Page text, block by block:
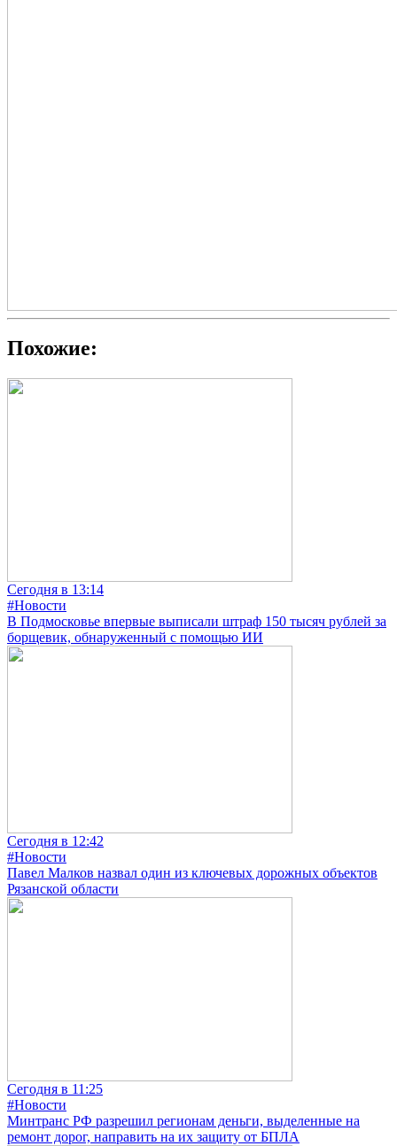
Похожие:
Сегодня в 13:14
#Новости
В Подмосковье впервые выписали штраф 150 тысяч рублей за
борщевик, обнаруженный с помощью ИИ
Сегодня в 12:42
#Новости
Павел Малков назвал один из ключевых дорожных объектов
Рязанской области
Сегодня в 11:25
#Новости
Минтранс РФ разрешил регионам деньги, выделенные на
ремонт дорог, направить на их защиту от БПЛА